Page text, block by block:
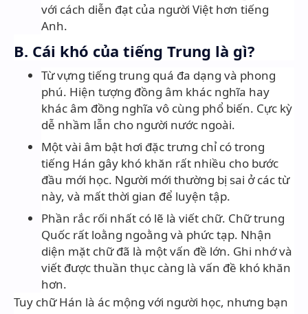
với cách diễn đạt của người Việt hơn tiếng
Anh.
B. Cái khó của tiếng Trung là gì?
Từ vựng tiếng trung quá đa dạng và phong
phú. Hiện tượng đồng âm khác nghĩa hay
khác âm đồng nghĩa vô cùng phổ biến. Cực kỳ
dễ nhầm lẫn cho người nước ngoài.
Một vài âm bật hơi đặc trưng chỉ có trong
tiếng Hán gây khó khăn rất nhiều cho bước
đầu mới học. Người mới thường bị sai ở các từ
này, và mất thời gian để luyện tập.
Phần rắc rối nhất có lẽ là viết chữ. Chữ trung
Quốc rất loằng ngoằng và phức tạp. Nhận
diện mặt chữ đã là một vấn đề lớn. Ghi nhớ và
viết được thuần thục càng là vấn đề khó khăn
hơn.
Tuy chữ Hán là ác mộng với người học, nhưng bạn